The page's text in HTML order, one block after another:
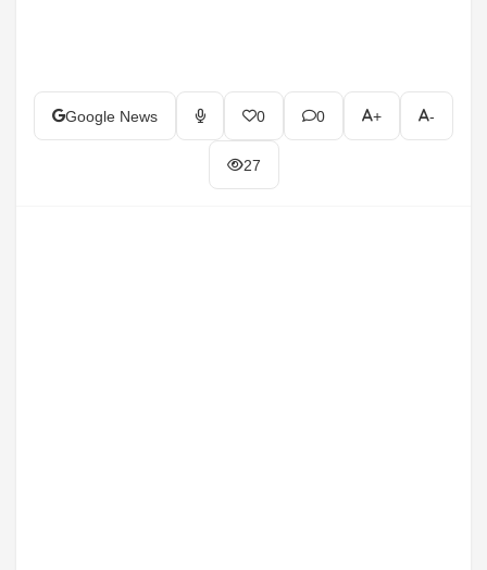
Google News 0 0 + -
27